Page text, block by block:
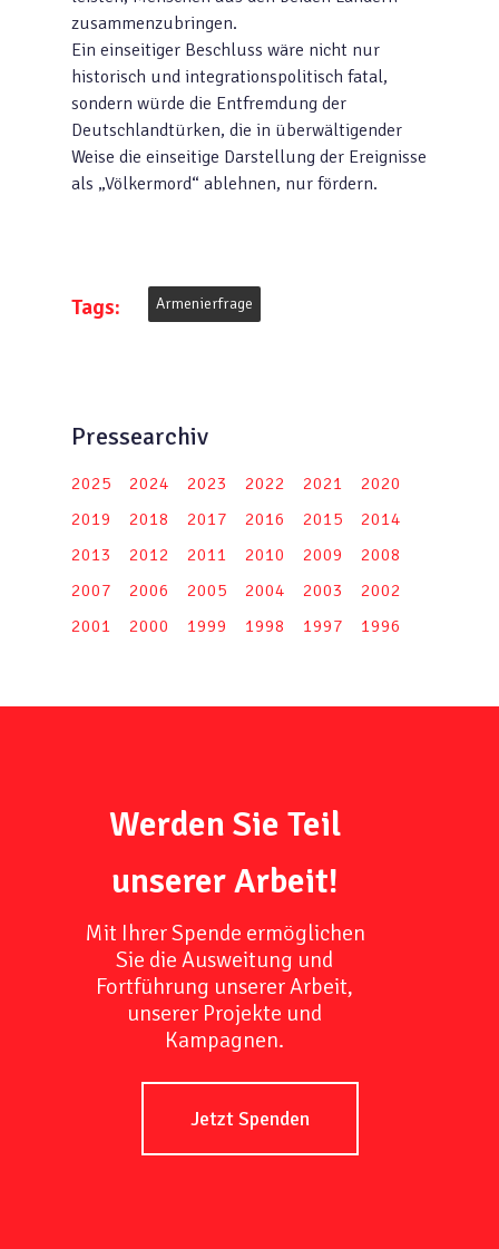
zusammenzubringen.
Ein einseitiger Beschluss wäre nicht nur
historisch und integrationspolitisch fatal,
sondern würde die Entfremdung der
Deutschlandtürken, die in überwältigender
Weise die einseitige Darstellung der Ereignisse
als „Völkermord“ ablehnen, nur fördern.
Tags: Armenierfrage
Pressearchiv
2025 2024 2023 2022 2021
2020
2019
2018 2017 2016 2015
2014
2013
2012 2011 2010 2009
2008
2007
2006 2005 2004 2003
2002
2001
2000 1999 1998 1997 1996
Werden Sie Teil
unserer Arbeit!
Mit Ihrer Spende ermöglichen
Sie die Ausweitung und
Fortführung unserer Arbeit,
unserer Projekte und
Kampagnen.
Jetzt Spenden